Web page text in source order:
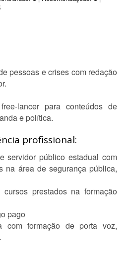
pessoas e crises com redação
lancer para conteúdos de
e política.
profissional:
servidor público estadual com
na área de segurança pública,
prestados na formação
pago
com formação de porta voz,